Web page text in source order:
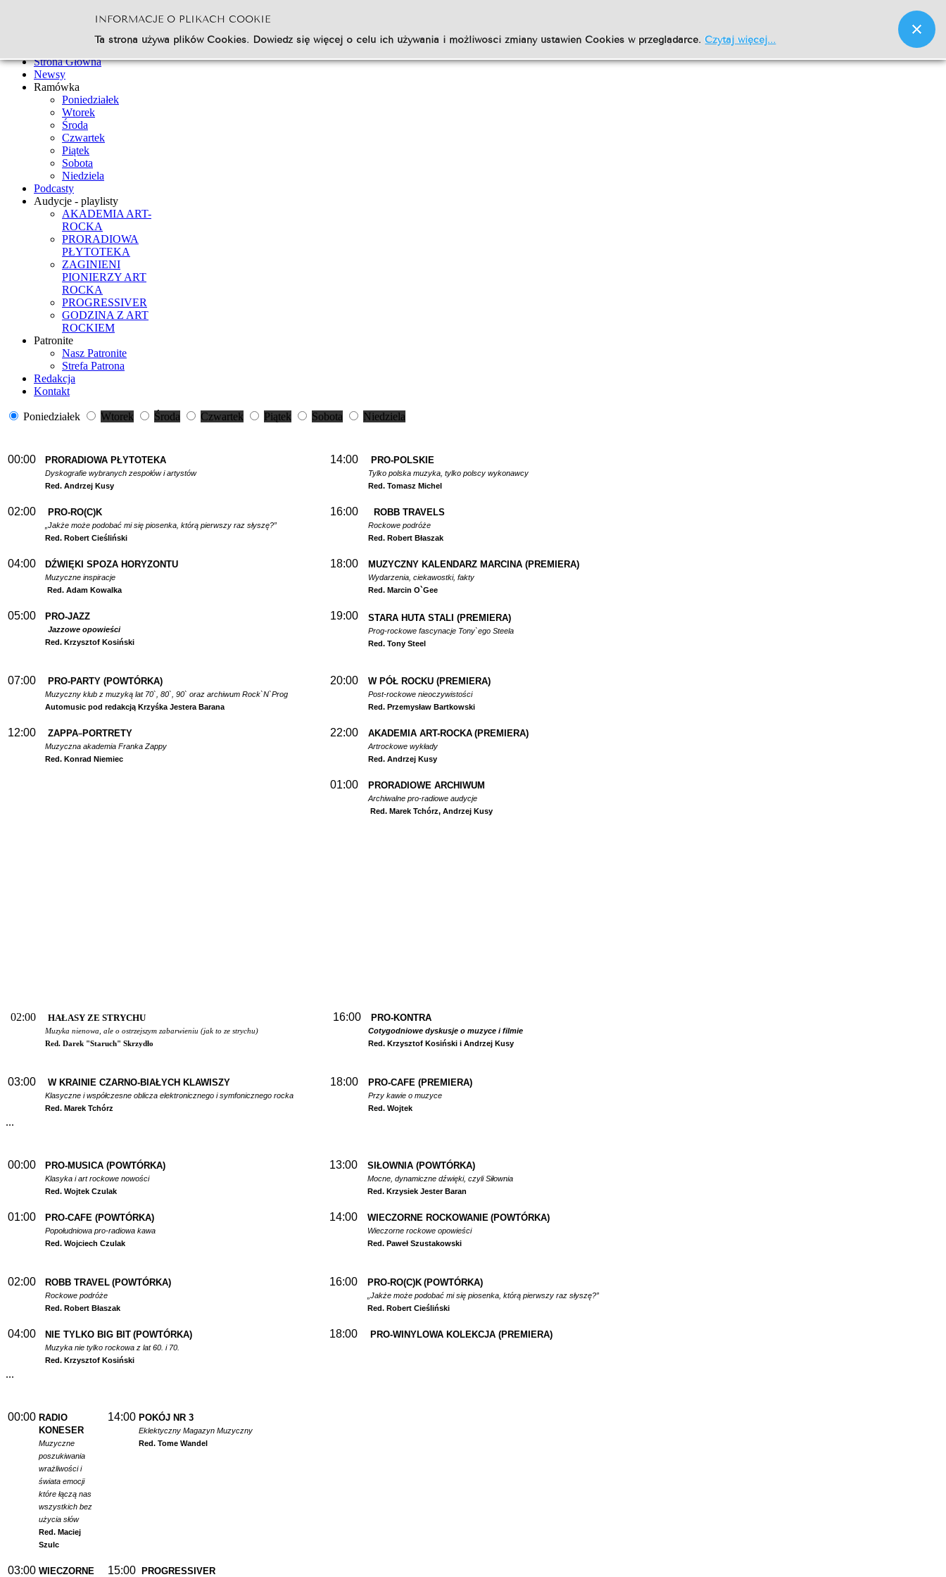
Go
Strona Główna
Newsy
Ramówka
Poniedziałek
Wtorek
Środa
Czwartek
Piątek
Sobota
Niedziela
Podcasty
Audycje - playlisty
AKADEMIA ART-
ROCKA
PRORADIOWA
PŁYTOTEKA
ZAGINIENI
PIONIERZY ART
ROCKA
PROGRESSIVER
GODZINA Z ART
ROCKIEM
Patronite
Nasz Patronite
Strefa Patrona
Redakcja
Kontakt
Poniedziałek Wtorek Środa Czwartek Piątek Sobota Niedziela
00:00 PRORADIOWA PŁYTOTEKA
Dyskografie wybranych zespołów i artystów
Red. Andrzej Kusy
14:00 PRO-POLSKIE
Tylko polska muzyka, tylko polscy wykonawcy
Red. Tomasz Michel
02:00 PRO-RO(C)K
„Jakże może podobać mi się piosenka, którą pierwszy raz słyszę?”
Red. Robert Cieśliński
16:00 ROBB TRAVELS
Rockowe podróże
Red. Robert Błaszak
04:00 DŹWIĘKI SPOZA HORYZONTU
Muzyczne inspiracje
Red. Adam Kowalka
18:00 MUZYCZNY KALENDARZ MARCINA (PREMIERA)
Wydarzenia, ciekawostki, fakty
Red. Marcin O`Gee
05:00 PRO-JAZZ
Jazzowe opowieści
Red. Krzysztof Kosiński
19:00 STARA HUTA STALI (PREMIERA)
Prog-rockowe fascynacje Tony`ego Steela
Red. Tony Steel
07:00 PRO-PARTY (POWTÓRKA)
Muzyczny klub z muzyką lat 70`, 80`, 90` oraz archiwum Rock`N`Prog
Automusic pod redakcją Krzyśka Jestera Barana
20:00 W PÓŁ ROCKU (PREMIERA)
Post-rockowe nieoczywistości
Red. Przemysław Bartkowski
12:00 ZAPPA–PORTRETY
Muzyczna akademia Franka Zappy
Red. Konrad Niemiec
22:00 AKADEMIA ART-ROCKA (PREMIERA)
Artrockowe wykłady
Red. Andrzej Kusy
01:00 PRORADIOWE ARCHIWUM
Archiwalne pro-radiowe audycje
Red. Marek Tchórz, Andrzej Kusy
02:00 HAŁASY ZE STRYCHU
Muzyka nienowa, ale o ostrzejszym zabarwieniu (jak to ze strychu)
Red. Darek "Staruch" Skrzydło
16:00 PRO-KONTRA
Cotygodniowe dyskusje o muzyce i filmie
Red. Krzysztof Kosiński i Andrzej Kusy
03:00 W KRAINIE CZARNO-BIAŁYCH KLAWISZY
Klasyczne i współczesne oblicza elektronicznego i symfonicznego rocka
Red. Marek Tchórz
18:00 PRO-CAFE (PREMIERA)
Przy kawie o muzyce
Red. Wojtek
...
00:00 PRO-MUSICA (POWTÓRKA)
Klasyka i art rockowe nowości
Red. Wojtek Czulak
13:00 SIŁOWNIA (POWTÓRKA)
Mocne, dynamiczne dźwięki, czyli Siłownia
Red. Krzysiek Jester Baran
01:00 PRO-CAFE (POWTÓRKA)
Popołudniowa pro-radiowa kawa
Red. Wojciech Czulak
14:00 WIECZORNE ROCKOWANIE (POWTÓRKA)
Wieczorne rockowe opowieści
Red. Paweł Szustakowski
02:00 ROBB TRAVEL (POWTÓRKA)
Rockowe podróże
Red. Robert Błaszak
16:00 PRO-RO(C)K (POWTÓRKA)
„Jakże może podobać mi się piosenka, którą pierwszy raz słyszę?”
Red. Robert Cieśliński
04:00 NIE TYLKO BIG BIT (POWTÓRKA)
Muzyka nie tylko rockowa z lat 60. i 70.
Red. Krzysztof Kosiński
18:00 PRO-WINYLOWA KOLEKCJA (PREMIERA)
...
00:00 RADIO
KONESER
Muzyczne
poszukiwania
wrażliwości i
świata emocji
które łączą nas
wszystkich bez
użycia słów
Red. Maciej
Szulc
14:00 POKÓJ NR 3
Eklektyczny Magazyn Muzyczny
Red. Tome Wandel
03:00 WIECZORNE
15:00 PROGRESSIVER
INFORMACJE O PLIKACH COOKIE
Ta strona używa plików Cookies. Dowiedz się więcej o celu ich używania i możliwości zmiany ustawień Cookies w przeglądarce.Czytaj więcej...